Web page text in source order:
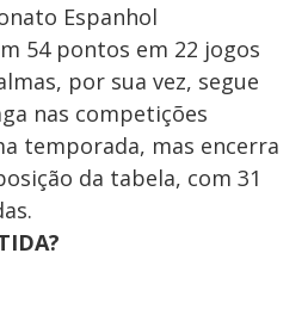
Espanhol
54 pontos em 22 jogos
por sua vez, segue
nas competições
temporada, mas encerra
da tabela, com 31